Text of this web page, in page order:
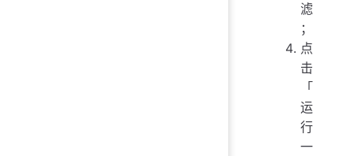
滤
；
点
击
「
运
行
一